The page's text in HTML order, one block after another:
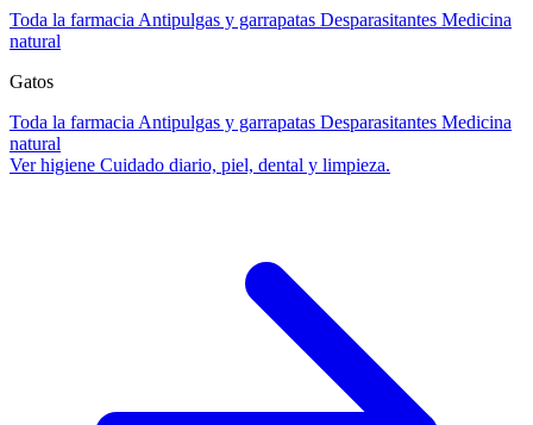
Toda la farmacia Antipulgas y garrapatas Desparasitantes Medicina
natural
Gatos
Toda la farmacia Antipulgas y garrapatas Desparasitantes Medicina
natural
Ver higiene Cuidado diario, piel, dental y limpieza.